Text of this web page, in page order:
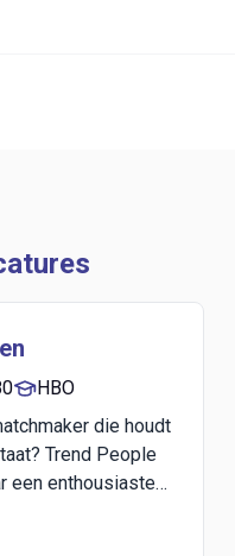
HBO
die houdt
Trend People
een enthousiaste
komt versterken!
help je